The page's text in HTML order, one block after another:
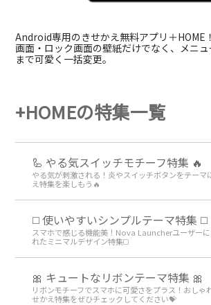
Android専用のきせかえ無料アプリ＋HOME
画面・ロック画面の壁紙だけでなく、メニ
まで可愛く一括変更。
+HOMEの特集一覧
🦾 やる気スイッチモチーフ特集 🔥
やる気が刺激される！炎やスイッチボタンをテーマ
え特集を楽しもう🔥
◻️ 使いやすいシンプルテーマ特集 ◻️
スマホで感じる機能美！Nova Launcherユーザー
れたミニマルデザイン特集◻️
🎀 キュートなリボンテーマ特集 🎀
リボンモチーフでスマホに可愛さをプラス！おしゃ
せかえ特集をぜひチェックしてください💝